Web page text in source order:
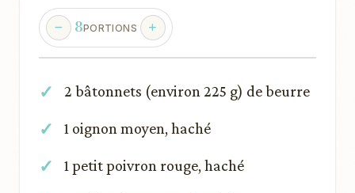
8PORTIONS
2 bâtonnets (environ 225 g) de beurre
1 oignon moyen, haché
1 petit poivron rouge, haché